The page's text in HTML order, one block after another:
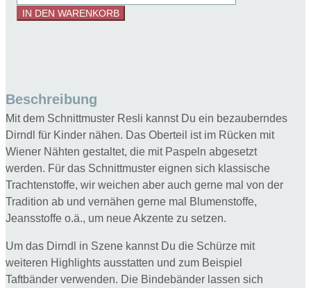
Kinderdirndl
Resli
Gr.
80-
140
Menge
IN DEN WARENKORB
Beschreibung
Mit dem Schnittmuster Resli kannst Du ein bezauberndes
Dirndl für Kinder nähen. Das Oberteil ist im Rücken mit
Wiener Nähten gestaltet, die mit Paspeln abgesetzt
werden. Für das Schnittmuster eignen sich klassische
Trachtenstoffe, wir weichen aber auch gerne mal von der
Tradition ab und vernähen gerne mal Blumenstoffe,
Jeansstoffe o.ä., um neue Akzente zu setzen.
Um das Dirndl in Szene kannst Du die Schürze mit
weiteren Highlights ausstatten und zum Beispiel
Taftbänder verwenden. Die Bindebänder lassen sich